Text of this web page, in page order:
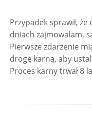
Przypadek sprawił,
dniach zajmowałam,
Pierwsze zdarzenie
drogę karną, aby
Proces karny trwał 8